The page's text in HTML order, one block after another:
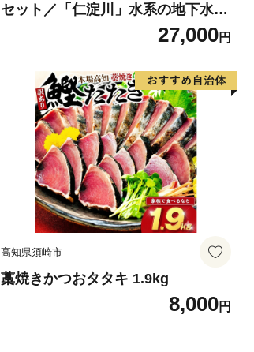
セット／「仁淀川」水系の地下水使
用 完全無投薬養殖 国産・高知県産
〈高知市共通返礼品〉うなぎ 真空
パック （ウナギう・たれセット）
27,000円
高知県須崎市
藁焼きかつおタタキ 1.9kg
8,000円